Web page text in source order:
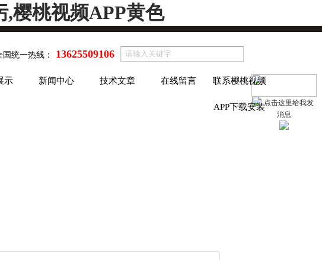
,樱桃视频APP黄色
国统一热线： 13625509106
示 新闻中心 技术文章 在线留言 联系樱桃视频
APP下载安装